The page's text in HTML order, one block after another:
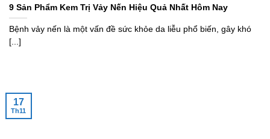
9 Sản Phẩm Kem Trị Vảy Nến Hiệu Quả Nhất Hôm Nay
Bệnh vảy nến là một vấn đề sức khỏe da liễu phổ biến, gây khó
[...]
17
Th11